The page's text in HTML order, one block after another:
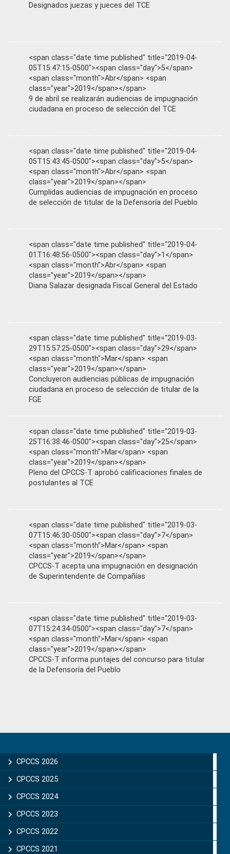
Designados juezas y jueces del TCE
<span class="date time published" title="2019-04-
05T15:47:15-0500"><span class="day">5</span>
<span class="month">Abr</span> <span
class="year">2019</span></span>
9 de abril se realizarán audiencias de impugnación
ciudadana en proceso de selección del TCE
<span class="date time published" title="2019-04-
05T15:43:45-0500"><span class="day">5</span>
<span class="month">Abr</span> <span
class="year">2019</span></span>
Cumplidas audiencias de impugnación en proceso
de selección de titular de la Defensoría del Pueblo
<span class="date time published" title="2019-04-
01T16:48:56-0500"><span class="day">1</span>
<span class="month">Abr</span> <span
class="year">2019</span></span>
Diana Salazar designada Fiscal General del Estado
<span class="date time published" title="2019-03-
29T15:57:25-0500"><span class="day">29</span>
<span class="month">Mar</span> <span
class="year">2019</span></span>
Concluyeron audiencias públicas de impugnación
ciudadana en proceso de selección de titular de la
FGE
<span class="date time published" title="2019-03-
25T16:38:46-0500"><span class="day">25</span>
<span class="month">Mar</span> <span
class="year">2019</span></span>
Pleno del CPCCS-T aprobó calificaciones finales de
postulantes al TCE
<span class="date time published" title="2019-03-
07T15:46:30-0500"><span class="day">7</span>
<span class="month">Mar</span> <span
class="year">2019</span></span>
CPCCS-T acepta una impugnación en designación
de Superintendente de Compañías
<span class="date time published" title="2019-03-
07T15:24:34-0500"><span class="day">7</span>
<span class="month">Mar</span> <span
class="year">2019</span></span>
CPCCS-T informa puntajes del concurso para titular
de la Defensoría del Pueblo
Sidebar
CPCCS 2026
CPCCS 2025
CPCCS 2024
CPCCS 2023
CPCCS 2022
CPCCS 2021